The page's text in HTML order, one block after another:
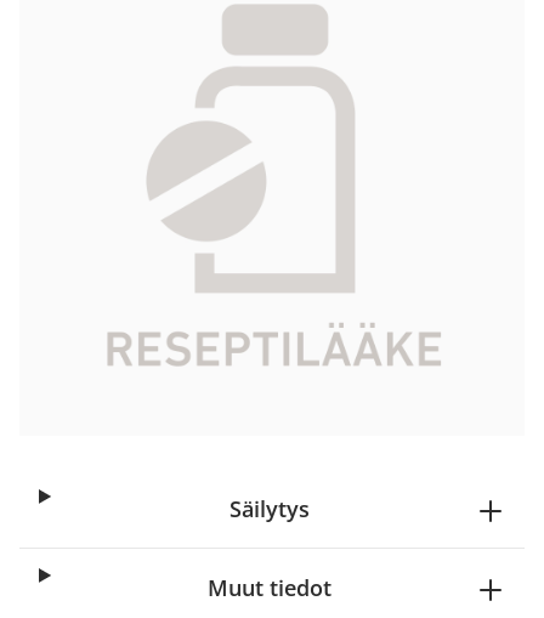
188137
Vaikuttava aine
ambroksolihydrokloridi
100 ml
Berlin-Chemie/A. Menarini Suomi Oy
Tarkista Kela-korvattavuus
Aloita reseptitilaus
Säilytys
Muut tiedot